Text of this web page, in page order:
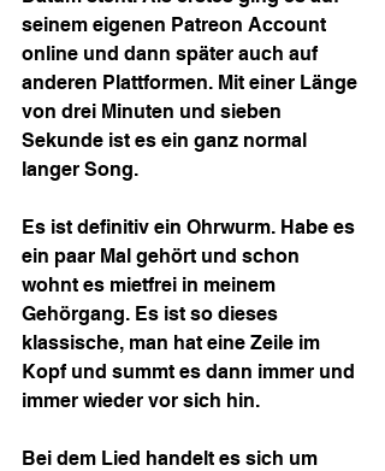
seinem eigenen Patreon Account
online und dann später auch auf
anderen Plattformen. Mit einer Länge
von drei Minuten und sieben
Sekunde ist es ein ganz normal
langer Song.
Es ist definitiv ein Ohrwurm. Habe es
ein paar Mal gehört und schon
wohnt es mietfrei in meinem
Gehörgang. Es ist so dieses
klassische, man hat eine Zeile im
Kopf und summt es dann immer und
immer wieder vor sich hin.
Bei dem Lied handelt es sich um